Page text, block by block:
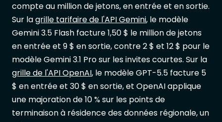
compte au million de jetons, en entrée et en sortie.
Sur lagrille tarifaire de l'API Gemini, le modèle
Gemini 3.5 Flash facture 1,50 $ le million de jetons
en entrée et 9 $ en sortie, contre 2 $ et 12 $ pour le
modèle Gemini 3.1 Pro sur les invites courtes. Sur la
grille de l'API OpenAI, le modèle GPT-5.5 facture 5
$ en entrée et 30 $ en sortie, et OpenAI applique
une majoration de 10 % sur les points de
terminaison à résidence des données régionale, un